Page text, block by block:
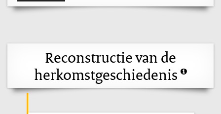
Reconstructie van de
herkomstgeschiedenis